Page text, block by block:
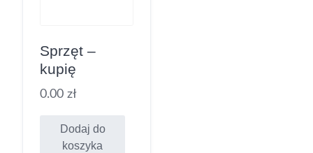
Sprzęt –
kupię
0.00 zł
Dodaj do
koszyka